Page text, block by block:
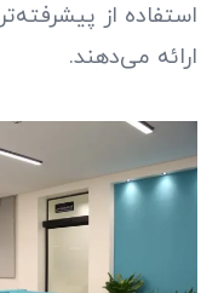
استفاده از
ارائه می‌دهند.